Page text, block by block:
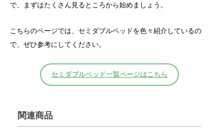
で、まずはたくさん見るところから始めましょう。
こちらのページでは、セミダブルベッドを色々紹介しているの
で、ぜひ参考にしてください。
セミダブルベッド一覧ページはこちら
関連商品